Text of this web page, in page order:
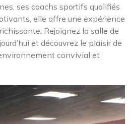
ses coachs sportifs qualifiés
elle offre une expérience
Rejoignez la salle de
et découvrez le plaisir de
convivial et